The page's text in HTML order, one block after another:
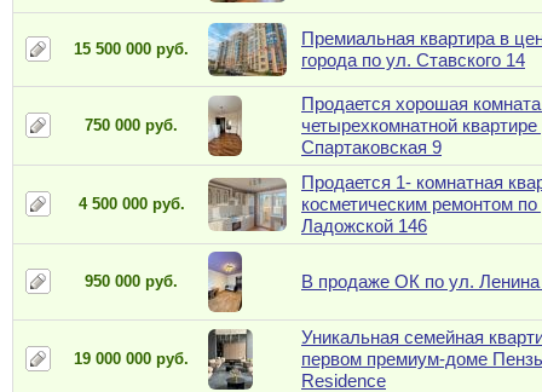
15 500 000 руб.
Премиальная квартира в
города по ул. Ставского 14
750 000 руб.
Продается хорошая
четырехкомнатной
Спартаковская 9
4 500 000 руб.
Продается 1- комнатная
косметическим ремонтом по
Ладожской 146
950 000 руб. В продаже ОК по ул. Ленина
19 000 000 руб.
Уникальная семейная
первом премиум-доме
Residence